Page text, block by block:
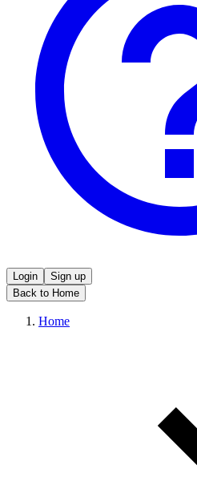
Login
Sign up
Back to Home
Home